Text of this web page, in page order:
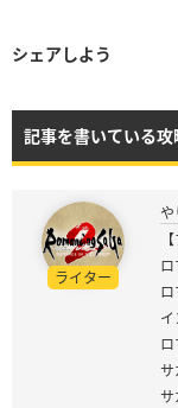
シェアしよう
記事を書いている攻
ライター
ロ
サ
サ